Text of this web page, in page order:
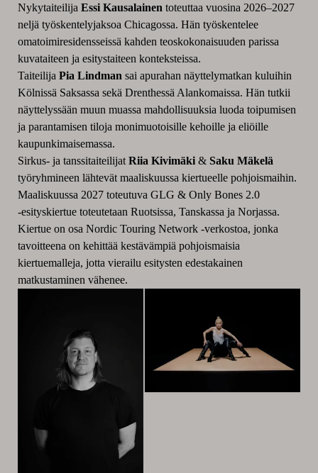
Nykytaiteilija Essi Kausalainen toteuttaa vuosina 2026–2027
neljä työskentelyjaksoa Chicagossa. Hän työskentelee
omatoimiresidensseissä kahden teoskokonaisuuden parissa
kuvataiteen ja esitystaiteen konteksteissa.
Taiteilija Pia Lindman sai apurahan näyttelymatkan kuluihin
Kölnissä Saksassa sekä Drenthessä Alankomaissa. Hän tutkii
näyttelyssään muun muassa mahdollisuuksia luoda toipumisen
ja parantamisen tiloja monimuotoisille kehoille ja eliöille
kaupunkimaisemassa.
Sirkus- ja tanssitaiteilijat Riia Kivimäki & Saku Mäkelä
työryhmineen lähtevät maaliskuussa kiertueelle pohjoismaihin.
Maaliskuussa 2027 toteutuva GLG & Only Bones 2.0
‑esityskiertue toteutetaan Ruotsissa, Tanskassa ja Norjassa.
Kiertue on osa Nordic Touring Network ‑verkostoa, jonka
tavoitteena on kehittää kestävämpiä pohjoismaisia
kiertuemalleja, jotta vierailu esitysten edestakainen
matkustaminen vähenee.